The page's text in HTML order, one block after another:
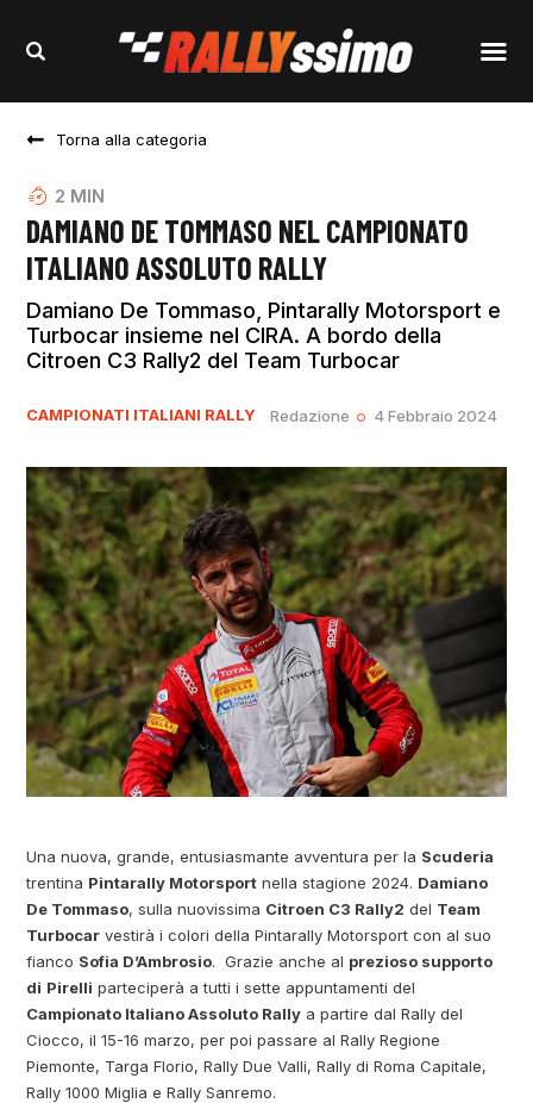
Torna alla categoria
2 MIN
DAMIANO DE TOMMASO NEL CAMPIONATO
ITALIANO ASSOLUTO RALLY
Damiano De Tommaso, Pintarally Motorsport e
Turbocar insieme nel CIRA. A bordo della
Citroen C3 Rally2 del Team Turbocar
CAMPIONATI ITALIANI RALLY Redazione 4 Febbraio 2024
Una nuova, grande, entusiasmante avventura per la Scuderia
trentina Pintarally Motorsport nella stagione 2024. Damiano
De Tommaso, sulla nuovissima Citroen C3 Rally2 del Team
Turbocar vestirà i colori della Pintarally Motorsport con al suo
fianco Sofia D’Ambrosio. Grazie anche al prezioso supporto
di Pirelli parteciperà a tutti i sette appuntamenti del
Campionato Italiano Assoluto Rally a partire dal Rally del
Ciocco, il 15-16 marzo, per poi passare al Rally Regione
Piemonte, Targa Florio, Rally Due Valli, Rally di Roma Capitale,
Rally 1000 Miglia e Rally Sanremo.